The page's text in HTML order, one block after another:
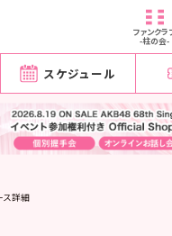
ファンクラ
-柱の会-
スケジュール
ス詳細